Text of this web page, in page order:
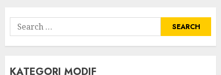
Search
for:
KATEGORI MODIF